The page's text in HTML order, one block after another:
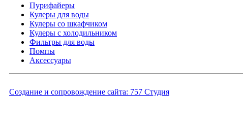
Пурифайеры
Кулеры для воды
Кулеры со шкафчиком
Кулеры с холодильником
Фильтры для воды
Помпы
Аксессуары
Создание и сопровождение сайта: 757 Студия